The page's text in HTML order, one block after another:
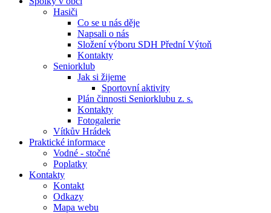
Hasiči
Co se u nás děje
Napsali o nás
Složení výboru SDH Přední Výtoň
Kontakty
Seniorklub
Jak si žijeme
Sportovní aktivity
Plán činnosti Seniorklubu z. s.
Kontakty
Fotogalerie
Vítkův Hrádek
Praktické informace
Vodné - stočné
Poplatky
Kontakty
Kontakt
Odkazy
Mapa webu